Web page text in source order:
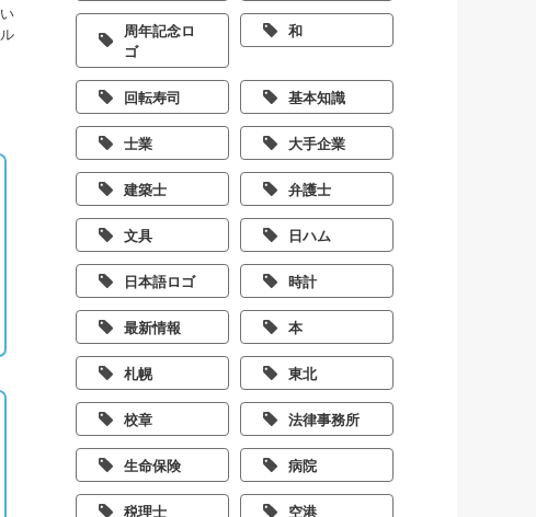
周年記念ロ
ゴ
和
回転寿司 基本知識
士業 大手企業
建築士 弁護士
文具 日ハム
日本語ロゴ 時計
最新情報 本
札幌 東北
校章 法律事務所
生命保険 病院
税理士 空港